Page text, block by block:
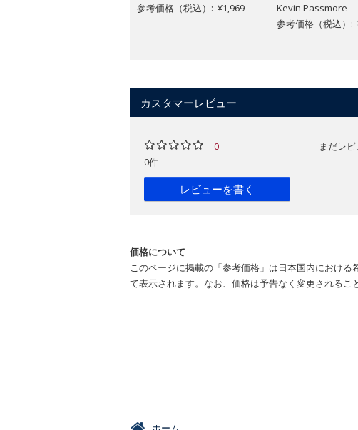
参考価格（税込）: ¥1,969
Kevin Passmore
参考価格（税込）:
カスタマーレビュー
0
0件
レビューを書く
まだレ
価格について
このページに掲載の「参考価格」は日本国内におけ
て表示されます。なお、価格は予告なく変更されるこ